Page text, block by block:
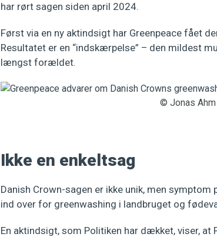
har rørt sagen siden april 2024.
Først via en ny aktindsigt har Greenpeace fået
Resultatet er en “indskærpelse” – den mildest
længst forældet.
© Jonas
Ikke en enkeltsag
Danish Crown-sagen er ikke unik, men
ind over for greenwashing i landbruget og
En aktindsigt, som Politiken har dækket, viser,